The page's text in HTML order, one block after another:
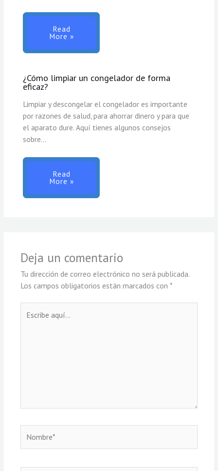
Read
More »
¿Cómo limpiar un congelador de forma
eficaz?
Limpiar y descongelar el congelador es importante
por razones de salud, para ahorrar dinero y para que
el aparato dure. Aquí tienes algunos consejos
sobre…
Read
More »
Deja un comentario
Tu dirección de correo electrónico no será publicada.
Los campos obligatorios están marcados con *
aquí...